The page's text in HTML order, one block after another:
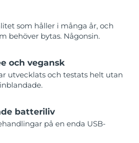
som håller i många år, och
behöver bytas. Någonsin.
och vegansk
utvecklats och testats helt utan
batteriliv
på en enda USB-